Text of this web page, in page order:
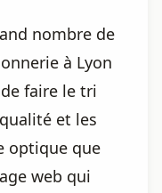
nombre de
à Lyon
faire le tri
et les
optique que
web qui